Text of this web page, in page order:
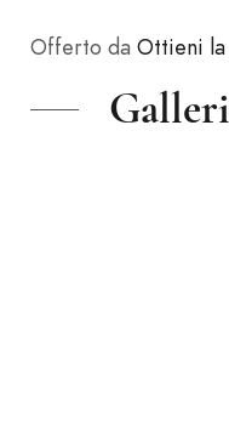
Offerto da Ottieni